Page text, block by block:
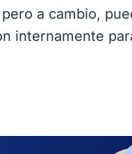
a cambio,
internamente